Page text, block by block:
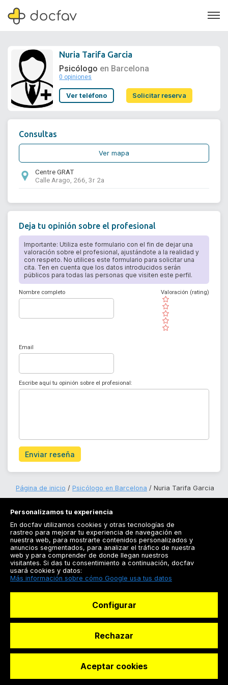
Soporte
Nuria Tarifa Garcia
Psicólogo en Barcelona
0 opiniones
Ver teléfono Solicitar reserva
Solicitar reserva
Consultas
Ver mapa
Centre GRAT
Calle Arago, 266, 3r 2a
Deja tu opinión sobre el profesional
Importante: Utiliza este formulario con el fin de dejar una
valoración sobre el profesional, ajustándote a la realidad y
con respeto. No utilices este formulario para solicitar una
cita. Ten en cuenta que los datos introducidos serán
públicos para todas las personas que visiten este perfil.
Nombre completo
( )
( )
( )
( )
( )
Valoración (rating)
Email
Escribe aquí tu opinión sobre el profesional:
Enviar reseña
Página de inicio Psicólogo en Barcelona Nuria Tarifa Garcia
Registrarse
Docfav
© Dashboard Technologies S.L
Personalizamos tu experiencia
En docfav utilizamos cookies y otras tecnologías de
rastreo para mejorar tu experiencia de navegación en
nuestra web, para mostrarte contenidos personalizados y
anuncios segmentados, para analizar el tráfico de nuestra
web y para comprender de donde llegan nuestros
visitantes. Si das tu consentimiento a continuación, docfav
usará cookies y datos:
Más información sobre cómo Google usa tus datos
Configurar
Rechazar
Aceptar cookies